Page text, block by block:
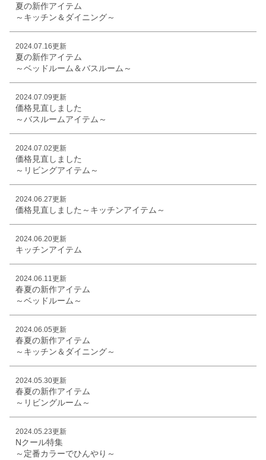
夏の新作アイテム
～キッチン＆ダイニング～
2024.07.16更新
夏の新作アイテム
～ベッドルーム＆バスルーム～
2024.07.09更新
価格見直しました
～バスルームアイテム～
2024.07.02更新
価格見直しました
～リビングアイテム～
2024.06.27更新
価格見直しました～キッチンアイテム～
2024.06.20更新
キッチンアイテム
2024.06.11更新
春夏の新作アイテム
～ベッドルーム～
2024.06.05更新
春夏の新作アイテム
～キッチン＆ダイニング～
2024.05.30更新
春夏の新作アイテム
～リビングルーム～
2024.05.23更新
Nクール特集
～定番カラーでひんやり～